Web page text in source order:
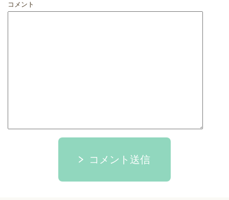
コメント
コメント送信